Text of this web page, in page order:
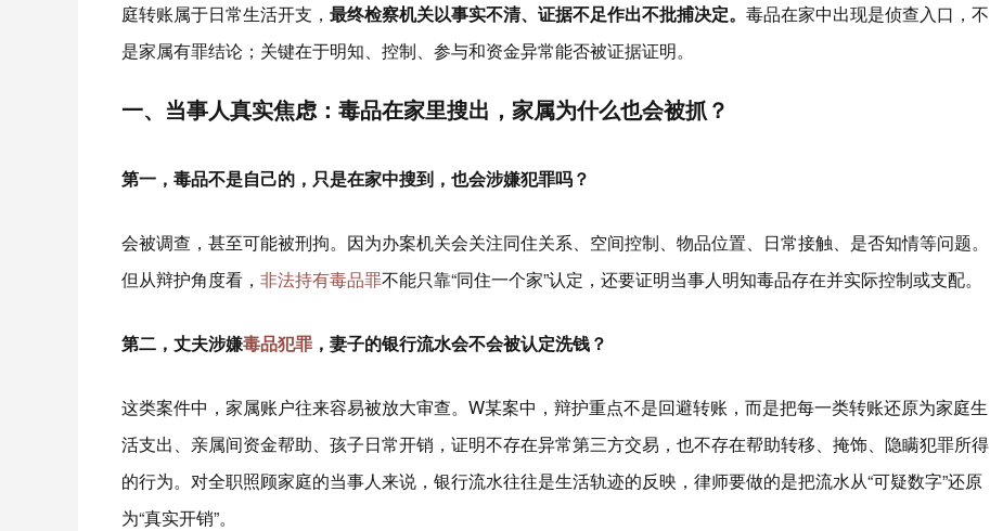
庭转账属于日常生活开支， 最终检察机关以事实不清、证据不足作出不批捕决定。 毒品在家中出现是侦查入口，不
是家属有罪结论；关键在于明知、控制、参与和资金异常能否被证据证明。
一、当事人真实焦虑：毒品在家里搜出，家属为什么也会被抓？
第一，毒品不是自己的，只是在家中搜到，也会涉嫌犯罪吗？
会被调查，甚至可能被刑拘。因为办案机关会关注同住关系、空间控制、物品位置、日常接触、是否知情等问题。
但从辩护角度看， 非法持有毒品罪不能只靠“同住一个家”认定，还要证明当事人明知毒品存在并实际控制或支配。
第二， 丈夫涉嫌毒品犯罪 ，妻子的银行流水会不会被认定洗钱？
这类案件中，家属账户往来容易被放大审查。W某案中，辩护重点不是回避转账，而是把每一类转账还原为家庭生
活支出、亲属间资金帮助、孩子日常开销，证明不存在异常第三方交易，也不存在帮助转移、掩饰、隐瞒犯罪所得
的行为。对全职照顾家庭的当事人来说，银行流水往往是生活轨迹的反映，律师要做的是把流水从“可疑数字”还原
为“真实开销”。